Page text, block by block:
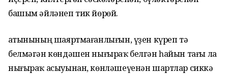
башым әйләнеп тик йөрөй.
Ҡатынының шаяртмағанлығын, үҙен күреп тә
белмәгән көндәшен нығыраҡ белгән һайын тағы ла
нығыраҡ асыуынан, көнләшеүенән шартлар сиккә